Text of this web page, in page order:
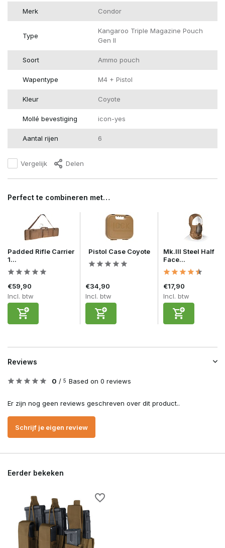
Merk Condor
Type
Kangaroo Triple Magazine Pouch
Gen II
Soort Ammo pouch
Wapentype M4 + Pistol
Kleur Coyote
Mollé bevestiging icon-yes
Aantal rijen 6
Vergelijk Delen
Perfect te combineren met…
Padded Rifle Carrier
1...
€59,90
Incl. btw
Pistol Case Coyote
€34,90
Incl. btw
Mk.III Steel Half
Face...
€17,90
Incl. btw
Reviews
0 / 5 Based on 0 reviews
Er zijn nog geen reviews geschreven over dit product..
Schrijf je eigen review
Eerder bekeken